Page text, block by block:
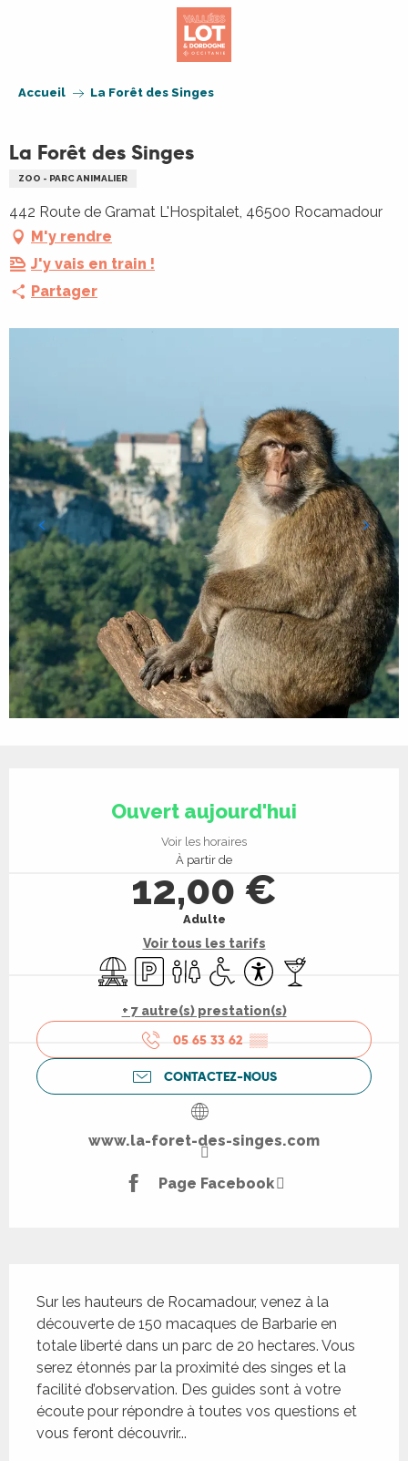
Accueil La Forêt des Singes
La Forêt des Singes
ZOO - PARC ANIMALIER
442 Route de Gramat L'Hospitalet, 46500 Rocamadour
M'y rendre
J'y vais en train !
Partager
Ouvert aujourd'hui
Voir les horaires
À partir de
12,00 €
Adulte
Voir tous les tarifs
Aire de pique nique
ParkingToilettesAccès handicapés
AccessibilitéBar / Buvette
+ 7 autre(s) prestation(s)
05 65 33 62 ▒▒
CONTACTEZ-NOUS
www.la-foret-des-singes.com
Page Facebook
Sur les hauteurs de Rocamadour, venez à la
découverte de 150 macaques de Barbarie en
totale liberté dans un parc de 20 hectares. Vous
serez étonnés par la proximité des singes et la
facilité d’observation. Des guides sont à votre
écoute pour répondre à toutes vos questions et
vous feront découvrir...